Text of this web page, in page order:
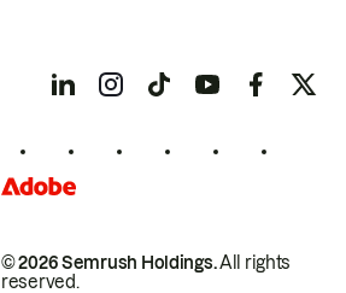
© 2026 Semrush Holdings.All rights
reserved.